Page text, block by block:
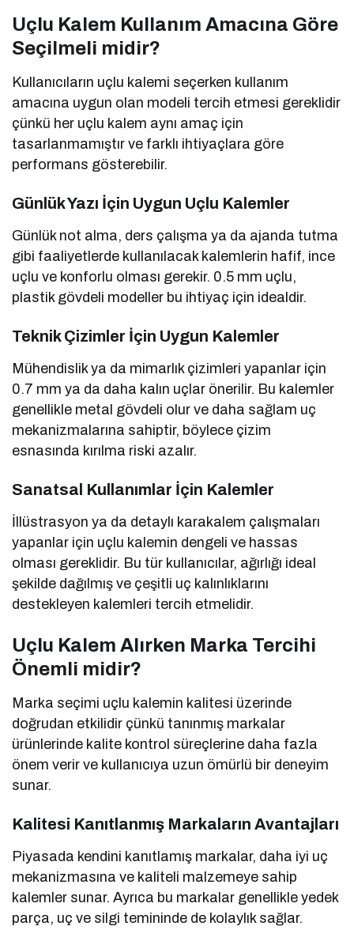
Uçlu Kalem Kullanım Amacına Göre
Seçilmeli midir?
Kullanıcıların uçlu kalemi seçerken kullanım
amacına uygun olan modeli tercih etmesi gereklidir
çünkü her uçlu kalem aynı amaç için
tasarlanmamıştır ve farklı ihtiyaçlara göre
performans gösterebilir.
Günlük Yazı İçin Uygun Uçlu Kalemler
Günlük not alma, ders çalışma ya da ajanda tutma
gibi faaliyetlerde kullanılacak kalemlerin hafif, ince
uçlu ve konforlu olması gerekir. 0.5 mm uçlu,
plastik gövdeli modeller bu ihtiyaç için idealdir.
Teknik Çizimler İçin Uygun Kalemler
Mühendislik ya da mimarlık çizimleri yapanlar için
0.7 mm ya da daha kalın uçlar önerilir. Bu kalemler
genellikle metal gövdeli olur ve daha sağlam uç
mekanizmalarına sahiptir, böylece çizim
esnasında kırılma riski azalır.
Sanatsal Kullanımlar İçin Kalemler
İllüstrasyon ya da detaylı karakalem çalışmaları
yapanlar için uçlu kalemin dengeli ve hassas
olması gereklidir. Bu tür kullanıcılar, ağırlığı ideal
şekilde dağılmış ve çeşitli uç kalınlıklarını
destekleyen kalemleri tercih etmelidir.
Uçlu Kalem Alırken Marka Tercihi
Önemli midir?
Marka seçimi uçlu kalemin kalitesi üzerinde
doğrudan etkilidir çünkü tanınmış markalar
ürünlerinde kalite kontrol süreçlerine daha fazla
önem verir ve kullanıcıya uzun ömürlü bir deneyim
sunar.
Kalitesi Kanıtlanmış Markaların Avantajları
Piyasada kendini kanıtlamış markalar, daha iyi uç
mekanizmasına ve kaliteli malzemeye sahip
kalemler sunar. Ayrıca bu markalar genellikle yedek
parça, uç ve silgi temininde de kolaylık sağlar.